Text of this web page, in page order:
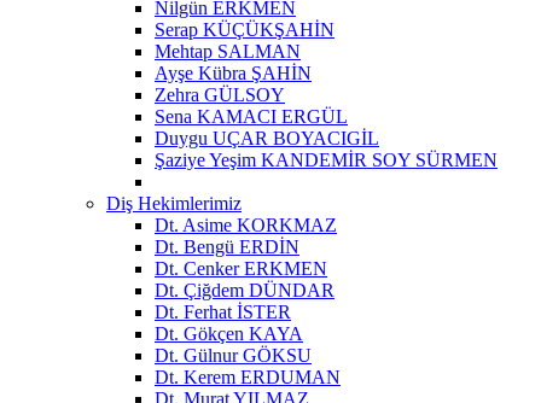
Nilgün ERKMEN
Serap KÜÇÜKŞAHİN
Mehtap SALMAN
Ayşe Kübra ŞAHİN
Zehra GÜLSOY
Sena KAMACI ERGÜL
Duygu UÇAR BOYACIGİL
Şaziye Yeşim KANDEMİR SOY SÜRMEN
Diş Hekimlerimiz
Dt. Asime KORKMAZ
Dt. Bengü ERDİN
Dt. Cenker ERKMEN
Dt. Çiğdem DÜNDAR
Dt. Ferhat İSTER
Dt. Gökçen KAYA
Dt. Gülnur GÖKSU
Dt. Kerem ERDUMAN
Dt. Murat YILMAZ